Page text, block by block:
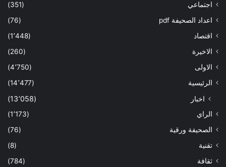
اجتماعي
(351)
اعداد الصحيفة pdf
(76)
اقتصاد
(1٬448)
الاخيرة
(260)
الاولى
(4٬750)
الرئيسية
(14٬477)
اخبار (13٬058)
الراي
(1٬173)
الصحيفة ورقية
(76)
تقنية
(8)
ثقافة
(784)